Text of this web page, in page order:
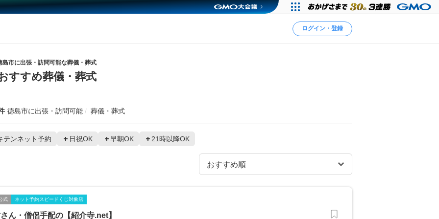
ログイン・登録
島市に出張・訪問可能な葬儀・葬式
すすめ葬儀・葬式
徳島市に出張・訪問可能 葬儀・葬式
テンネット予約 日祝OK 早朝OK 21時以降OK
式 ネット予約スピードくじ対象店
ん・僧侶手配の【紹介寺.net】